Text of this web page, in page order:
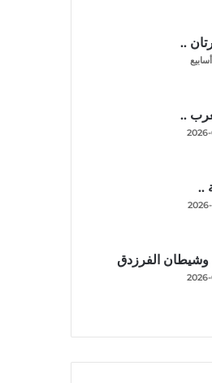
..
..
..
وشيطان الفرزدق